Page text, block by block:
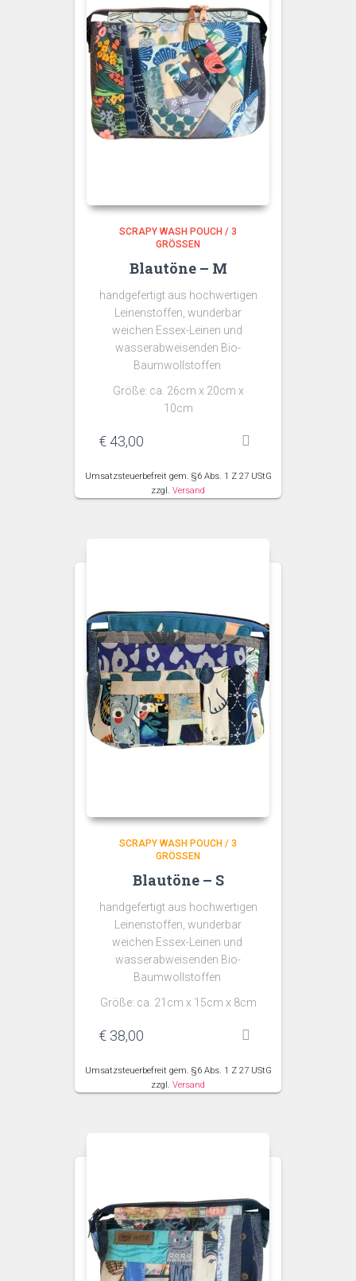
SCRAPY WASH POUCH / 3
GRÖSSEN
Blautöne – M
handgefertigt aus hochwertigen
Leinenstoffen, wunderbar
weichen Essex-Leinen und
wasserabweisenden Bio-
Baumwollstoffen
Größe: ca. 26cm x 20cm x
10cm
€ 43,00
Umsatzsteuerbefreit gem. §6 Abs. 1 Z 27 UStG
zzgl. Versand
SCRAPY WASH POUCH / 3
GRÖSSEN
Blautöne – S
handgefertigt aus hochwertigen
Leinenstoffen, wunderbar
weichen Essex-Leinen und
wasserabweisenden Bio-
Baumwollstoffen
Größe: ca. 21cm x 15cm x 8cm
€ 38,00
Umsatzsteuerbefreit gem. §6 Abs. 1 Z 27 UStG
zzgl. Versand